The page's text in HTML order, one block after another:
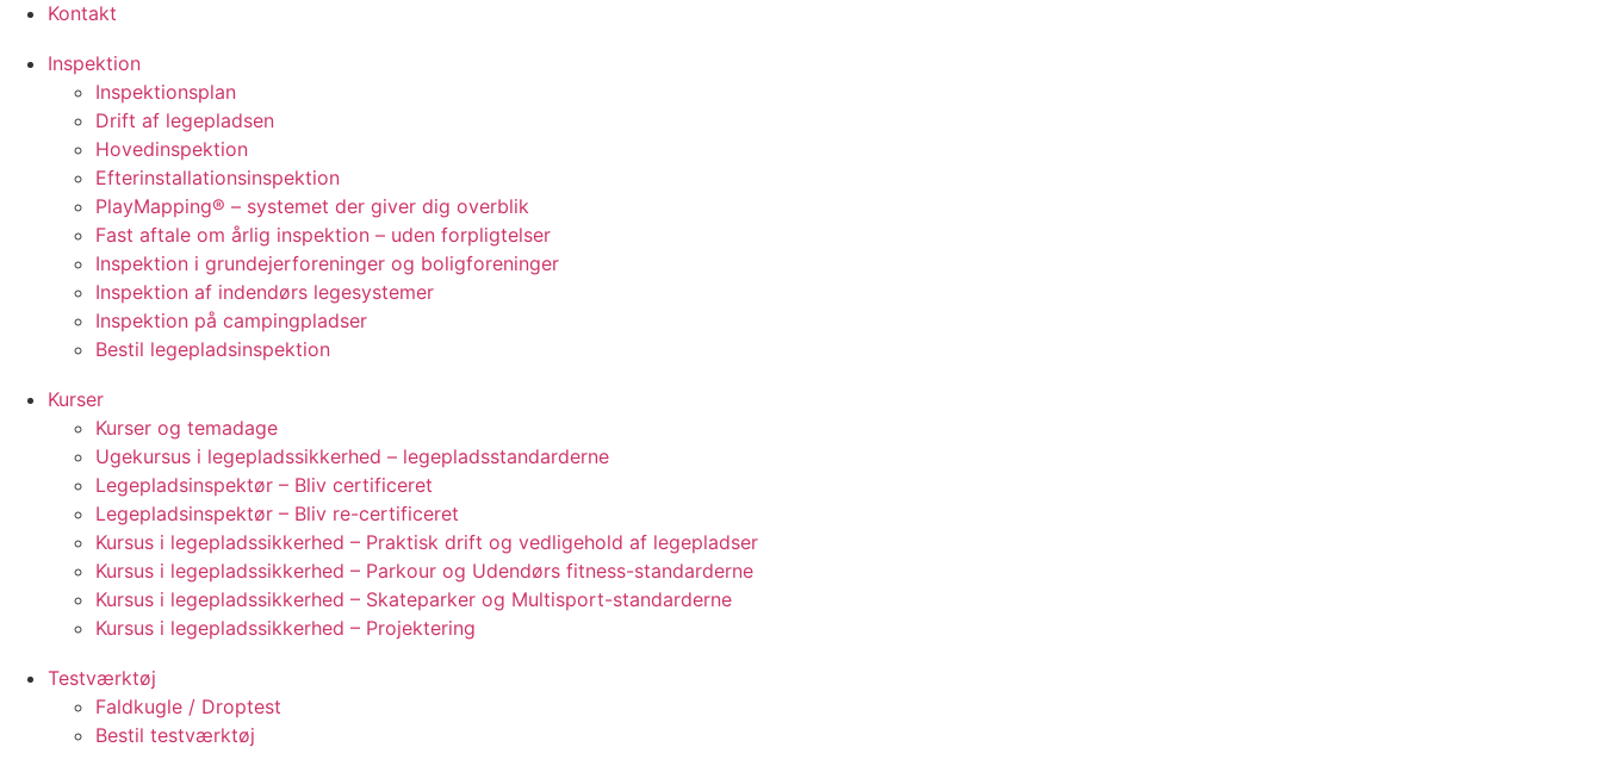
Kontakt
Inspektion
Inspektionsplan
Drift af legepladsen
Hovedinspektion
Efterinstallationsinspektion
PlayMapping® – systemet der giver dig overblik
Fast aftale om årlig inspektion – uden forpligtelser
Inspektion i grundejerforeninger og boligforeninger
Inspektion af indendørs legesystemer
Inspektion på campingpladser
Bestil legepladsinspektion
Kurser
Kurser og temadage
Ugekursus i legepladssikkerhed – legepladsstandarderne
Legepladsinspektør – Bliv certificeret
Legepladsinspektør – Bliv re-certificeret
Kursus i legepladssikkerhed – Praktisk drift og vedligehold af legepladser
Kursus i legepladssikkerhed – Parkour og Udendørs fitness-standarderne
Kursus i legepladssikkerhed – Skateparker og Multisport-standarderne
Kursus i legepladssikkerhed – Projektering
Testværktøj
Faldkugle / Droptest
Bestil testværktøj